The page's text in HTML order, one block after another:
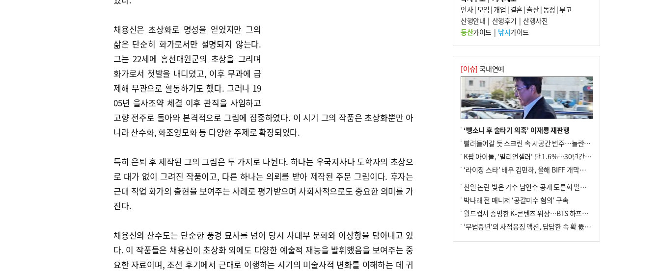
채용신은 초상화로 명성을 얻었지만 그의
삶은 단순히 화가로서만 설명되지 않는다.
그는 22세에 흥선대원군의 초상을 그리며
화가로서 첫발을 내디뎠고, 이후 무과에 급
제해 무관으로 활동하기도 했다. 그러나 19
05년 을사조약 체결 이후 관직을 사임하고
고향 전주로 돌아와 본격적으로 그림에 집중하였다. 이 시기 그의 작품은 초상화뿐만 아
니라 산수화, 화조영모화 등 다양한 주제로 확장되었다.
특히 은퇴 후 제작된 그의 그림은 두 가지로 나뉜다. 하나는 우국지사나 도학자의 초상으
로 대가 없이 그려진 작품이고, 다른 하나는 의뢰를 받아 제작된 주문 그림이다. 후자는
근대 직업 화가의 출현을 보여주는 사례로 평가받으며 사회사적으로도 중요한 의미를 가
진다.
채용신의 산수도는 단순한 풍경 묘사를 넘어 당시 사대부 문화와 이상향을 담아내고 있
다. 이 작품들은 채용신이 초상화 외에도 다양한 예술적 재능을 발휘했음을 보여주는 중
요한 자료이며, 조선 후기에서 근대로 이행하는 시기의 미술사적 변화를 이해하는 데 귀
사망
8
부산 앞바다에 기름 425ℓ 유출한 러시아 화
물선 적발
10 [2026 부산청소년극지체험탐험대 현장르
포] 2회 : 하늘에서 만난 얼음의 나라
인사|모임 | 개업 | 결혼|출산|동정 |부고
산행안내 | 산행후기 | 산행사진
등산가이드| 낚시가이드
[이슈] 국내연예
‘뺑소니 후 술타기 의혹’ 이재룡 재판행
빨려들어갈 듯 스크린 속 시공간 변주…놀란의 메시지는 ‘전쟁 속죄’
K팝 아이돌, '밀리언셀러' 단 1.6%…30년간 등장 1182개팀 전수조사
‘라이징 스타’ 배우 김민하, 올해 BIFF 개막식 사회자 확정
친일 논란 빚은 가수 남인수 공개 토론회 열린다.
박나래 전 매니저 ‘공갈미수 혐의’ 구속
월드컵서 증명한 K-콘텐츠 위상…BTS 하프타임쇼·정호연 트로피 세리머니
‘무법중년’의 사적응징 액션, 답답한 속 확 뚫어주네